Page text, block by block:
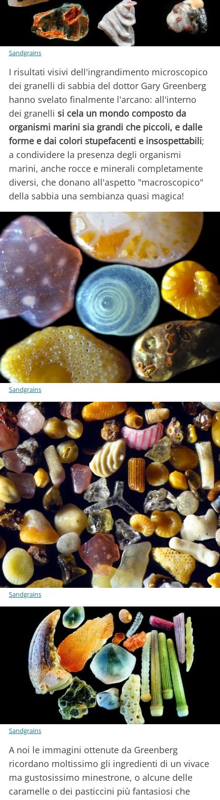
Sandgrains
I risultati visivi dell'ingrandimento microscopico
dei granelli di sabbia del dottor Gary Greenberg
hanno svelato finalmente l'arcano: all'interno
dei granelli si cela un mondo composto da
organismi marini sia grandi che piccoli, e dalle
forme e dai colori stupefacenti e insospettabili;
a condividere la presenza degli organismi
marini, anche rocce e minerali completamente
diversi, che donano all'aspetto "macroscopico"
della sabbia una sembianza quasi magica!
Sandgrains
Sandgrains
Sandgrains
A noi le immagini ottenute da Greenberg
ricordano moltissimo gli ingredienti di un vivace
ma gustosissimo minestrone, o alcune delle
caramelle o dei pasticcini più fantasiosi che